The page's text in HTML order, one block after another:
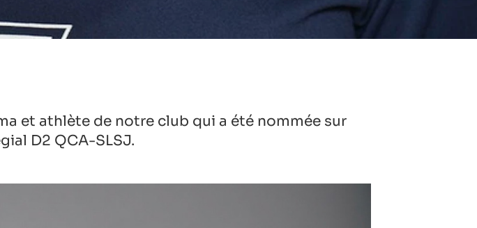
et athlète de notre club qui a été nommée sur
D2 QCA-SLSJ.